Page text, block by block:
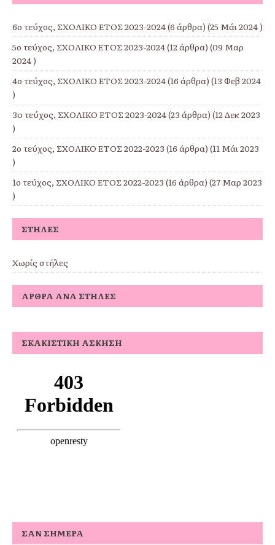
6ο τεύχος, ΣΧΟΛΙΚΟ ΕΤΟΣ 2023-2024(6 άρθρα) (25 Μάι 2024 )
5ο τεύχος, ΣΧΟΛΙΚΟ ΕΤΟΣ 2023-2024(12 άρθρα) (09 Μαρ
2024 )
4ο τεύχος, ΣΧΟΛΙΚΟ ΕΤΟΣ 2023-2024(16 άρθρα) (13 Φεβ 2024
)
3o τεύχος, ΣΧΟΛΙΚΟ ΕΤΟΣ 2023-2024(23 άρθρα) (12 Δεκ 2023
)
2ο τεύχος, ΣΧΟΛΙΚΟ ΕΤΟΣ 2022-2023 (16 άρθρα) (11 Μάι 2023
)
1ο τεύχος, ΣΧΟΛΙΚΟ ΕΤΟΣ 2022-2023 (16 άρθρα) (27 Μαρ 2023
)
ΣΤΉΛΕΣ
Χωρίς στήλες
ΆΡΘΡΑ ΑΝΆ ΣΤΉΛΕΣ
ΣΚΑΚΙΣΤΙΚΉ ΆΣΚΗΣΗ
ΣΑΝ ΣΉΜΕΡΑ